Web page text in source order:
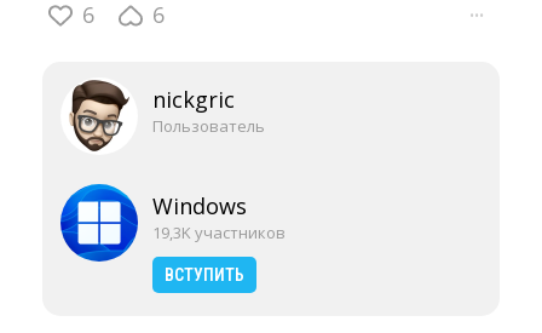
6 6 ···
nickgric
Пользователь
Windows
19,3K участников
ВСТУПИТЬ